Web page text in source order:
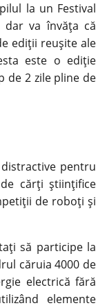
la un Festival
va învăța că
ediții reușite ale
este o ediție
de 2 zile pline de
pentru
cărți științifice
de roboți și
să participe la
căruia 4000 de
electrică fără
elemente